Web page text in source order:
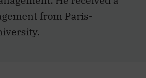
from Paris-